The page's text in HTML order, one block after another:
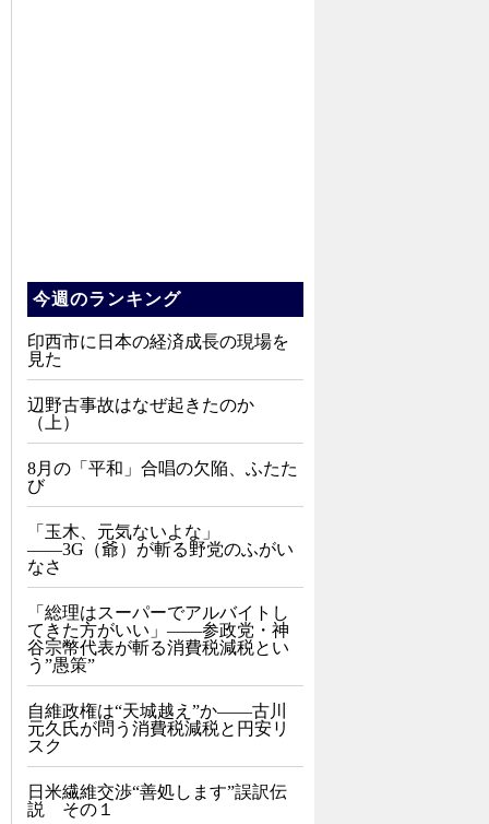
今週のランキング
印西市に日本の経済成長の現場を
見た
辺野古事故はなぜ起きたのか
（上）
8月の「平和」合唱の欠陥、ふたた
び
「玉木、元気ないよな」
――3G（爺）が斬る野党のふがい
なさ
「総理はスーパーでアルバイトし
てきた方がいい」――参政党・神
谷宗幣代表が斬る消費税減税とい
う”愚策”
自維政権は“天城越え”か――古川
元久氏が問う消費税減税と円安リ
スク
日米繊維交渉“善処します”誤訳伝
説 その１